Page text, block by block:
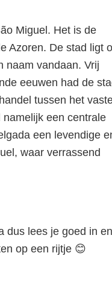
São
Miguel. Het is de
Azoren. De stad ligt
naam vandaan. Vrij
eeuwen had de
tussen het
een centrale
een levendige
waar verrassend
dus lees je goed in en
op een rijtje 😊